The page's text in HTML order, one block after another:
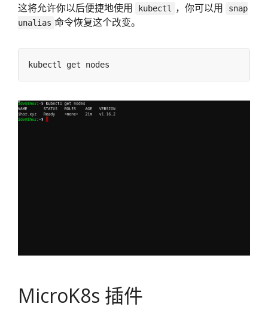
这将允许你以后便捷地使用 kubectl ，你可以用
snap
unalias 命令恢复这个改变。
MicroK8s 插件